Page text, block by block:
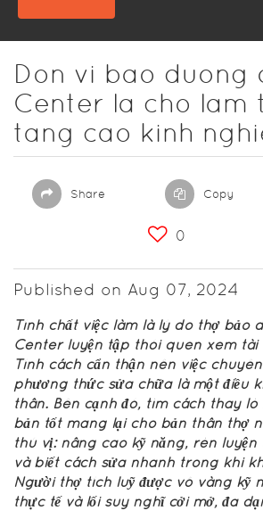
Don vi bao duong
Center la cho lam
tang cao kinh
Share Copy
0
Published on Aug 07, 2024
Tính chất việc làm là lý do thợ bảo
Center luyện tập thói quen xem tài
Tính cách cẩn thận nên việc
phương thức sửa chữa là một điều
thân. Bên cạnh đó, tìm cách thay
bản tốt mang lại cho bản thân thợ
thú vị: nâng cao kỹ năng, rèn
và biết cách sửa nhanh trong khi
Người thợ tích luỹ được vô vàng kỹ
thực tế và lối suy nghĩ cởi mở, đa